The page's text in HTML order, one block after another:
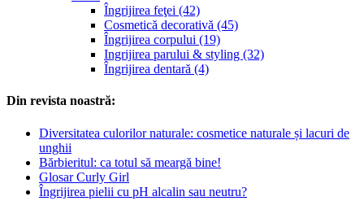
Îngrijirea feţei (42)
Cosmetică decorativă (45)
Îngrijirea corpului (19)
Ingrijirea parului & styling (32)
Îngrijirea dentară (4)
Din revista noastră:
Diversitatea culorilor naturale: cosmetice naturale și lacuri de
unghii
Bărbieritul: ca totul să meargă bine!
Glosar Curly Girl
Îngrijirea pielii cu pH alcalin sau neutru?